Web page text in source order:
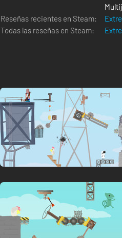
Reseñas recientes en Steam:
Todas las reseñas en Steam: